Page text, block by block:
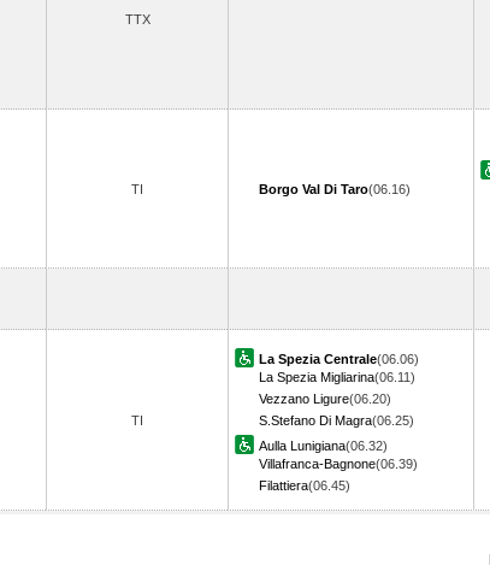
TTX
TI Borgo Val Di Taro(06.16)
TI
La Spezia Centrale(06.06)
La Spezia Migliarina(06.11)
Vezzano Ligure(06.20)
S.Stefano Di Magra(06.25)
Aulla Lunigiana(06.32)
Villafranca-Bagnone(06.39)
Filattiera(06.45)